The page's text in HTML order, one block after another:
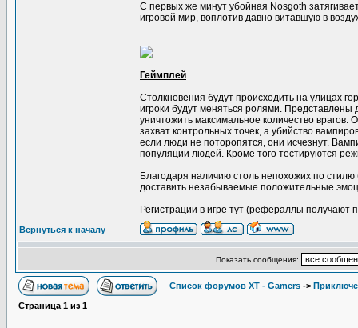
С первых же минут убойная Nosgoth
игровой мир, воплотив давно витавшую в
Геймплей
Столкновения будут происходить на улицах
игроки будут меняться ролями. Представлены
уничтожить максимальное количество
захват контрольных точек, а убийство
если люди не поторопятся, они исчезнут.
популяции людей. Кроме того тестируются
Благодаря наличию столь непохожих по
доставить незабываемые положительные
Регистрации в игре тут (рефераллы получают
Вернуться к началу
Показать сообщения:
Список форумов XT - Gamers ->
Страница 1 из 1